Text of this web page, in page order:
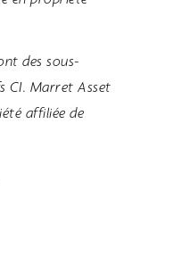
des sous-
CI. Marret Asset
affiliée de